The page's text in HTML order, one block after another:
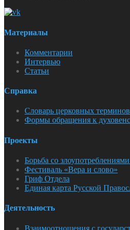
Материалы
Комментарии
Интервью
Статьи
Справка
Словарь церковных терминов
Формы обращения к
Проекты
Борьба со
Фестиваль «Вера и слово»
Гриф Отдела
Единая карта Русской
Деятельность
Взаимоотношения с